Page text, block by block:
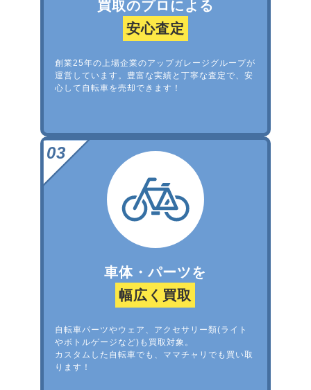
買取のプロによる
安心査定
創業25年の上場企業のアップガレージグループが
運営しています。豊富な実績と丁寧な査定で、安
心して自転車を売却できます！
車体・パーツを
幅広く買取
自転車パーツやウェア、アクセサリー類(ライト
やボトルゲージなど)も買取対象。
カスタムした自転車でも、ママチャリでも買い取
ります！